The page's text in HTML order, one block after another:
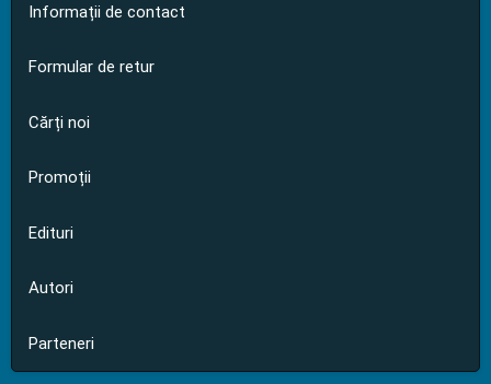
Informații de contact
Formular de retur
Cărți noi
Promoții
Edituri
Autori
Parteneri